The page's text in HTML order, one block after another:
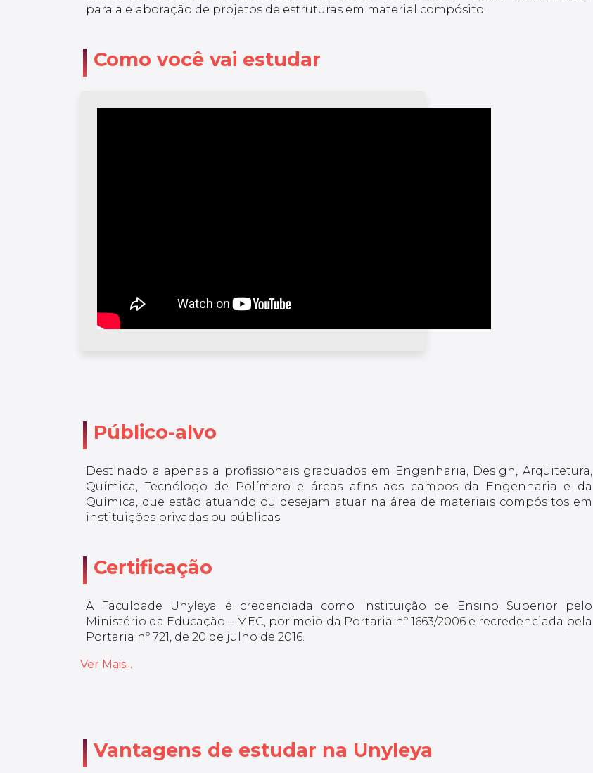
para a elaboração de projetos de estruturas em material compósito.
Como você vai estudar
Público-alvo
Destinado a apenas a profissionais graduados em Engenharia, Design, Arquitetura,
Química, Tecnólogo de Polímero e áreas afins aos campos da Engenharia e da
Química, que estão atuando ou desejam atuar na área de materiais compósitos em
instituições privadas ou públicas.
Certificação
A Faculdade Unyleya é credenciada como Instituição de Ensino Superior pelo
Ministério da Educação – MEC, por meio da Portaria nº 1663/2006 e recredenciada pela
Portaria nº 721, de 20 de julho de 2016.
Ver Mais...
Vantagens de estudar na Unyleya